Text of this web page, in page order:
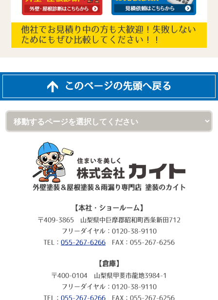
他社でお見積り中の方も大歓迎！失敗しない
ためにもぜひ比較してください！！
このページの先頭へ戻る
外壁塗装＆屋根塗装＆雨漏り専門店 塗装のカイト
【本社・ショールーム】
〒409-3865 山梨県中巨摩郡昭和町西条新田712
フリーダイヤル：0120-38-9110
TEL： 055-267-6266 FAX：055-267-6256
【倉庫】
〒400-0104 山梨県甲斐市龍地3984-1
フリーダイヤル：0120-38-9110
TEL： 055-267-6266 FAX：055-267-6256